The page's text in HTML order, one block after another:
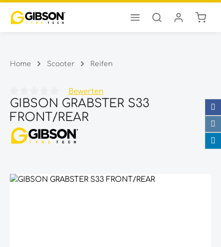
Zum Hauptinhalt springen
Home Scooter Reifen
Durchschnittliche Bewertung von 0 von 5 Sternen
Bewerten
GIBSON GRABSTER S33
FRONT/REAR
Bildergalerie überspringen